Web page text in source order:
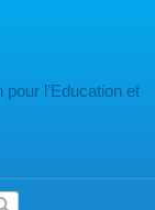
l’Education et